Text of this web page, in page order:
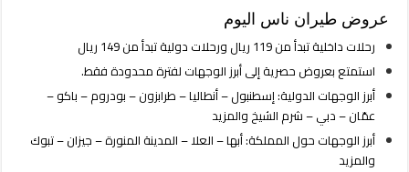
دولية
149
ريال
عروض طيران ناس اليوم
رحلات داخلية تبدأ من 119 ريال ورحلات دولية تبدأ من 149 ريال
استمتع بعروض حصرية إلى أبرز الوجهات لفترة محدودة فقط.
أبرز الوجهات الدولية: إسطنبول – أنطاليا – طرابزون – بودروم – باكو –
عمّان – دبي – شرم الشيخ والمزيد
أبرز الوجهات حول المملكة: أبها – العلا – المدينة المنورة – جيزان – تبوك
والمزيد